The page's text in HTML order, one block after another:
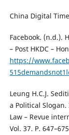
China Digital
Facebook. (n.d.).
– Post HKDC –
https://
Leung H.C.J.
a Political
Law – Revue
Vol. 37. P.